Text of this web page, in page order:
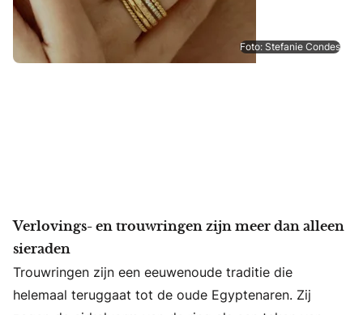
Foto: Stefanie Condes
Verlovings- en trouwringen zijn meer dan alleen
sieraden
Trouwringen zijn een eeuwenoude traditie die
helemaal teruggaat tot de oude Egyptenaren. Zij